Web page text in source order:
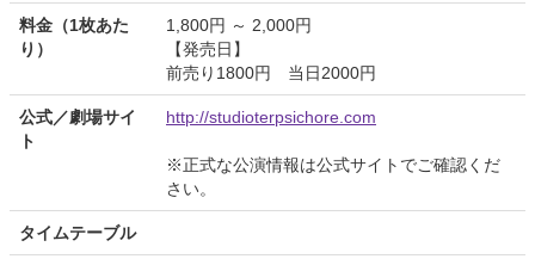
料金（1枚あた
り）
1,800円 ～ 2,000円
【発売日】
前売り1800円 当日2000円
公式／劇場サイ
ト
http://studioterpsichore.com
※正式な公演情報は公式サイトでご確認くだ
さい。
タイムテーブル